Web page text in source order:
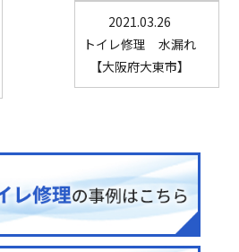
2021.03.26
トイレ修理 水漏れ
【大阪府大東市】